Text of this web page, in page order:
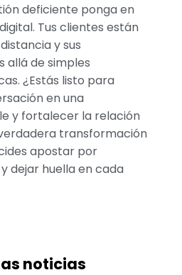
deficiente ponga en
Tus clientes están
y sus
allá de simples
¿Estás listo para
en una
y fortalecer la relación
transformación
apostar por
dejar huella en cada
noticias